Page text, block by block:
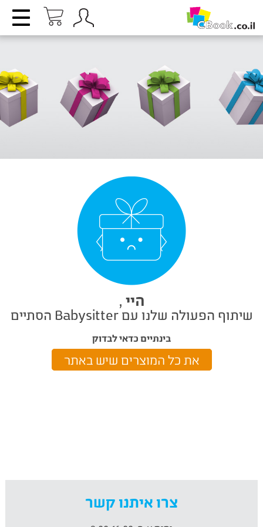
היי ,
שיתוף הפעולה שלנו עם Babysitter הסתיים
בינתיים כדאי לבדוק
את כל המוצרים שיש באתר
צרו איתנו קשר